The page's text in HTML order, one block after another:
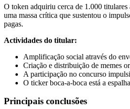
O token adquiriu cerca de 1.000
uma massa crítica que sustentou o
pagas.
Actividades do titular:
Amplificação social através do
Criação e distribuição de memes
A participação no concurso
O ticker boca-a-boca está a
Principais conclusões